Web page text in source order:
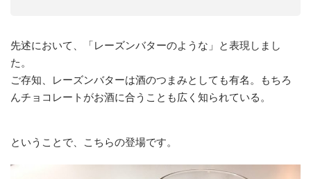
先述において、「レーズンバターのような」と表現しまし
た。
ご存知、レーズンバターは酒のつまみとしても有名。もちろ
んチョコレートがお酒に合うことも広く知られている。
ということで、こちらの登場です。